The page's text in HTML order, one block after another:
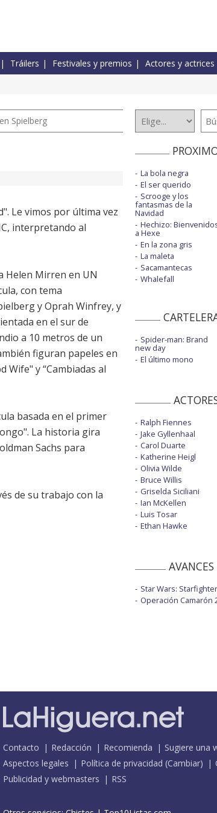
Tráilers Festivales y premios Actores y actrices
Spielberg
Le vimos por última vez
interpretando al
Helen Mirren en UN
con tema
y Oprah Winfrey, y
en el sur de
a 10 metros de un
figuran papeles en
Wife" y “Cambiadas al
basada en el primer
La historia gira
Sachs para
de su trabajo con la
La bola negra
El ser querido
Scrooge y los
fantasmas de la
Navidad
Hechizo:
a Hexe
En la zona gris
La maleta
Sacamantecas
Whalefall
Spider-man: Brand
new day
El último mono
Ralph Fiennes
Jake Gyllenhaal
Carol Duarte
Katherine Heigl
Olivia Wilde
Bruce Willis
Griselda Siciliani
Ian McKellen
Luis Tosar
Ethan Hawke
Star Wars: Starfighter
Operación Camarón
Contacto Redacción Recomienda
Sugiere una
Aspectos legales
Política de privacidad (Cambiar)
Publicidad y webmasters
RSS